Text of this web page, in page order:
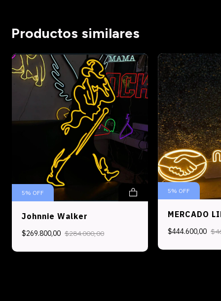
Productos similares
5% OFF
Johnnie Walker
$269.800,00 $284.000,00
5% OFF
MERCADO
$444.600,00